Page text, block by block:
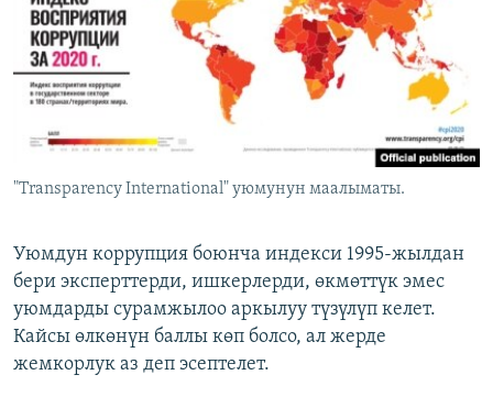
"Transparency International" уюмунун маалыматы.
Уюмдун коррупция боюнча индекси 1995-жылдан
бери эксперттерди, ишкерлерди, өкмөттүк эмес
уюмдарды сурамжылоо аркылуу түзүлүп келет.
Кайсы өлкөнүн баллы көп болсо, ал жерде
жемкорлук аз деп эсептелет.